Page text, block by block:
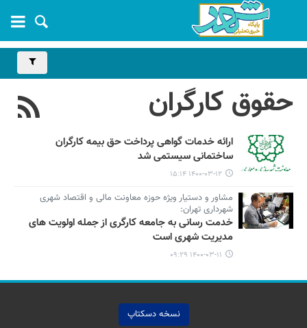
حقوق کارگران
ارائه خدمات گواهی پرداخت حق بیمه کارگران
ساختمانی سیستمی شد
۱۴۰۰-۰۳-۱۲ ۱۵:۱۴
مشاور و دستیار ویژه حوزه معاونت مالی و اقتصاد شهری
شهرداری تهران:
خدمت رسانی به جامعه کارگری از جمله اولویت های
مدیریت شهری است
۱۴۰۰-۰۳-۱۱ ۰۹:۲۹
نسخه دسکتاپ